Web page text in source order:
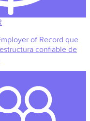
of Record que
confiable de